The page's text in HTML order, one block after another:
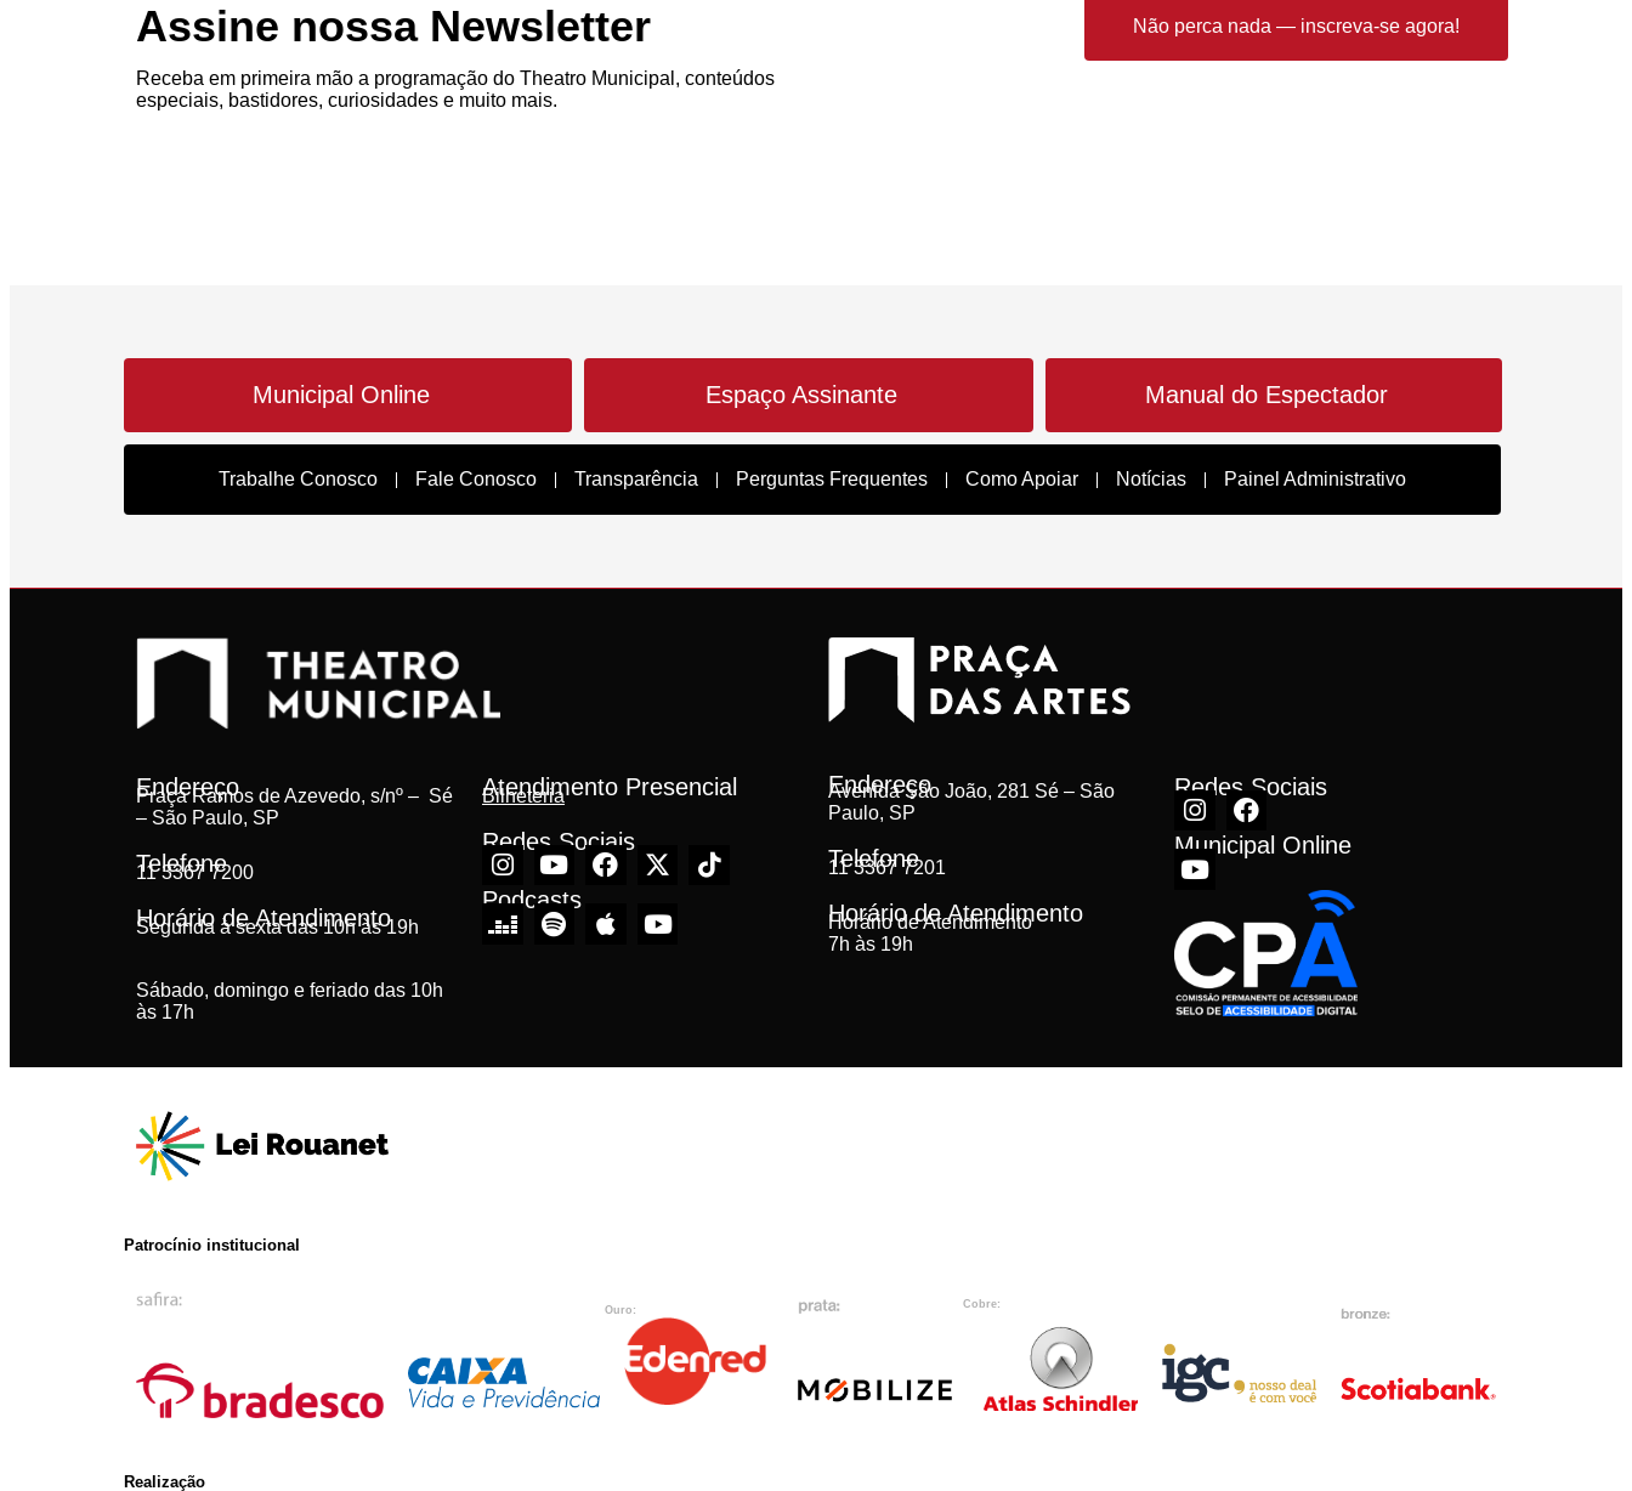
Assine nossa Newsletter
Receba em primeira mão a programação do Theatro Municipal, conteúdos
especiais, bastidores, curiosidades e muito mais.
Não perca nada — inscreva-se agora!
Municipal Online Espaço Assinante Manual do Espectador
Trabalhe Conosco Fale Conosco Transparência Perguntas Frequentes Como Apoiar Notícias Painel Administrativo
Endereço
Praça Ramos de Azevedo, s/nº – Sé
– São Paulo, SP
Telefone
11 3367 7200
Horário de Atendimento
Segunda à sexta das 10h às 19h
Sábado, domingo e feriado das 10h
às 17h
Atendimento Presencial
Bilheteria
Redes Sociais
Podcasts
Endereço
Avenida São João, 281 Sé – São
Paulo, SP
Telefone
11 3367 7201
Horário de Atendimento
Horário de Atendimento
7h às 19h
Redes Sociais
Municipal Online
Patrocínio institucional
Ouro:
Cobre:
Realização